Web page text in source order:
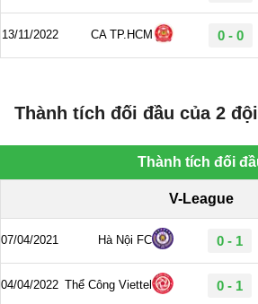
Thành tích đối đầu của 2 đội